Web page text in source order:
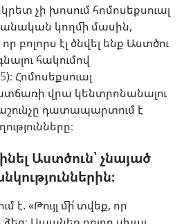
չի խոսում հոմոսեքսուալ
կողմի մասին,
բոլորս էլ ծնվել ենք Աստծու
հակումով
)։ Հոմոսեքսուալ
վրա կենտրոնանալու
դատապարտում է
Աստծուն՝ չնայած
է. «Թույլ մի՛ տվեք, որ